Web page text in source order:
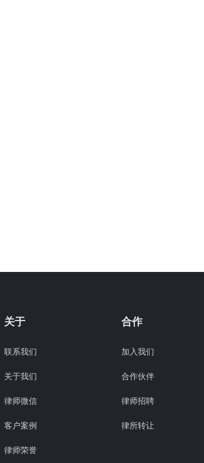
关于
联系我们
关于我们
律师微信
客户案例
律师荣誉
合作
加入我们
合作伙伴
律师招聘
律所转让